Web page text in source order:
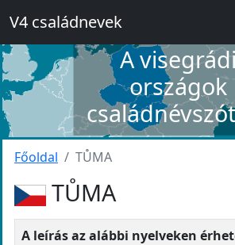
V4 családnevek
A visegrádi
országok
Főoldal TŮMA
TŮMA
A leírás az alábbi nyelveken